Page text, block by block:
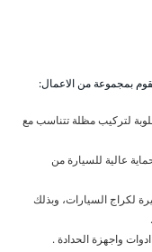
بمجموعة من الاعمال:
لتركيب مظلة تتناسب مع
عالية للسيارة من
لكراج السيارات، وبذلك
واجهزة الحدادة .